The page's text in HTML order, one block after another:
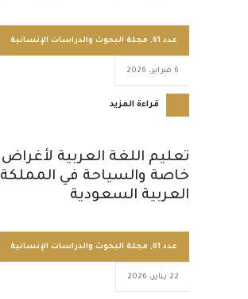
عدد 61 , مجلة البحوث والدراسات الإنسانية
6 فبراير، 2026
قراءة المزيد
تعليم اللغة العربية لأغراض
خاصة والسياحة في المملكة
العربية السعودية
عدد 61 , مجلة البحوث والدراسات الإنسانية
22 يناير، 2026